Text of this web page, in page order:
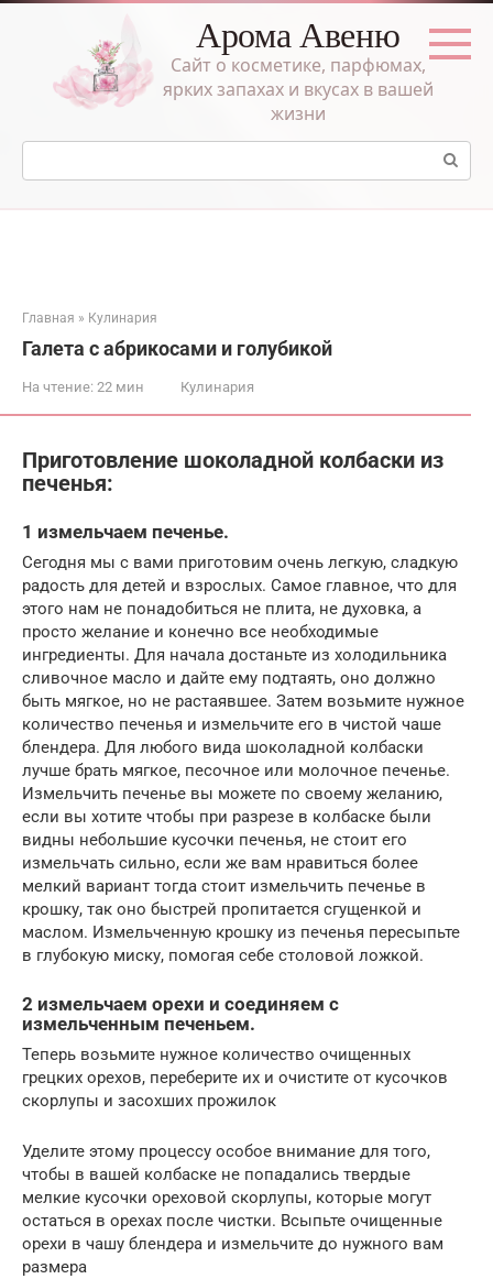
Перейти
Арома Авеню
Сайт о косметике, парфюмах,
ярких запахах и вкусах в вашей
жизни
Поиск:
Главная » Кулинария
Галета с абрикосами и голубикой
На чтение: 22 мин Кулинария
Приготовление шоколадной колбаски из
печенья:
1 измельчаем печенье.
Сегодня мы с вами приготовим очень легкую, сладкую
радость для детей и взрослых. Самое главное, что для
этого нам не понадобиться не плита, не духовка, а
просто желание и конечно все необходимые
ингредиенты. Для начала достаньте из холодильника
сливочное масло и дайте ему подтаять, оно должно
быть мягкое, но не растаявшее. Затем возьмите нужное
количество печенья и измельчите его в чистой чаше
блендера. Для любого вида шоколадной колбаски
лучше брать мягкое, песочное или молочное печенье.
Измельчить печенье вы можете по своему желанию,
если вы хотите чтобы при разрезе в колбаске были
видны небольшие кусочки печенья, не стоит его
измельчать сильно, если же вам нравиться более
мелкий вариант тогда стоит измельчить печенье в
крошку, так оно быстрей пропитается сгущенкой и
маслом. Измельченную крошку из печенья пересыпьте
в глубокую миску, помогая себе столовой ложкой.
2 измельчаем орехи и соединяем с
измельченным печеньем.
Теперь возьмите нужное количество очищенных
грецких орехов, переберите их и очистите от кусочков
скорлупы и засохших прожилок
Уделите этому процессу особое внимание для того,
чтобы в вашей колбаске не попадались твердые
мелкие кусочки ореховой скорлупы, которые могут
остаться в орехах после чистки. Всыпьте очищенные
орехи в чашу блендера и измельчите до нужного вам
размера